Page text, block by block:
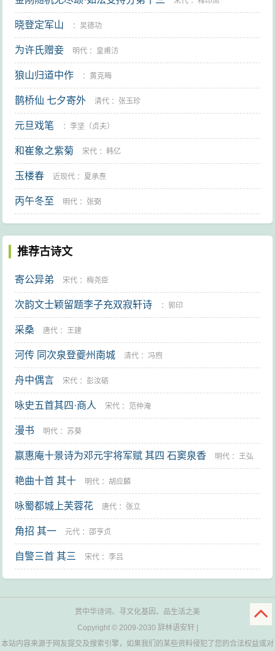
晓登定军山 ：吴德功
为许氏赠妾 明代 ： 皇甫汸
狼山归道中作 ：黄克晦
鹊桥仙 七夕寄外 清代 ： 张玉珍
元旦戏笔 ：李坚（贞夫）
和崔象之紫菊 宋代 ：韩亿
玉楼春 近现代 ： 夏承焘
丙午冬至 明代 ： 张弼
推荐古诗文
寄公异弟 宋代 ：梅尧臣
次韵文士颖留题李子充双寂轩诗 ：郭印
采桑 唐代 ：王建
河传 同次泉登夔州南城 清代 ：冯煦
舟中偶言 宋代 ： 彭汝砺
咏史五首其四·商人 宋代 ： 范仲淹
漫书 明代 ： 苏葵
嬴惠庵十景诗为邓元宇将军赋 其四 石窦泉香 明代 ：王弘
诲
艳曲十首 其十 明代 ：胡应麟
咏蜀都城上芙蓉花 唐代 ： 张立
角招 其一 元代 ：邵亨贞
自警三首 其三 宋代 ：李吕
赏中华诗词、寻文化基因、品生活之美
Copyright © 2009-2030 辞林语安轩|
本站内容来源于网友提交及搜索引擎，如果我们的某些资料侵犯了您的合法权益或对